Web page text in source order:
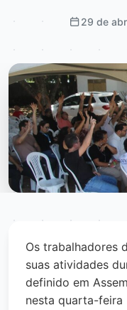
29 de
Os trabalhadores
suas atividades
definido em
nesta quarta-feira